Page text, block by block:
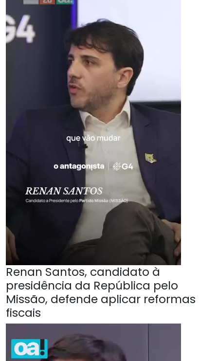
Renan Santos, candidato à
presidência da República pelo
Missão, defende aplicar reformas
fiscais